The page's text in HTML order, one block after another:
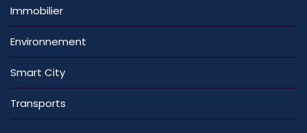
Immobilier
Environnement
Smart City
Transports